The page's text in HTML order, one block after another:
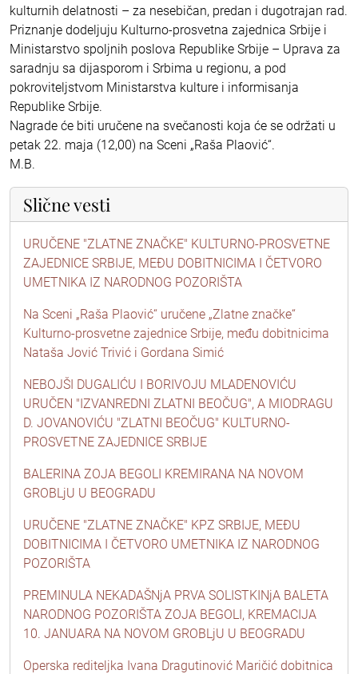
kulturnih delatnosti – za nesebičan, predan i dugotrajan rad.
Priznanje dodeljuju Kulturno-prosvetna zajednica Srbije i
Ministarstvo spoljnih poslova Republike Srbije – Uprava za
saradnju sa dijasporom i Srbima u regionu, a pod
pokroviteljstvom Ministarstva kulture i informisanja
Republike Srbije.
Nagrade će biti uručene na svečanosti koja će se održati u
petak 22. maja (12,00) na Sceni „Raša Plaović“.
M.B.
Slične vesti
URUČENE "ZLATNE ZNAČKE" KULTURNO-PROSVETNE
ZAJEDNICE SRBIJE, MEĐU DOBITNICIMA I ČETVORO
UMETNIKA IZ NARODNOG POZORIŠTA
Na Sceni „Raša Plaović“ uručene „Zlatne značke“
Kulturno-prosvetne zajednice Srbije, među dobitnicima
Nataša Jović Trivić i Gordana Simić
NEBOJŠI DUGALIĆU I BORIVOJU MLADENOVIĆU
URUČEN "IZVANREDNI ZLATNI BEOČUG", A MIODRAGU
D. JOVANOVIĆU "ZLATNI BEOČUG" KULTURNO-
PROSVETNE ZAJEDNICE SRBIJE
BALERINA ZOJA BEGOLI KREMIRANA NA NOVOM
GROBLjU U BEOGRADU
URUČENE "ZLATNE ZNAČKE" KPZ SRBIJE, MEĐU
DOBITNICIMA I ČETVORO UMETNIKA IZ NARODNOG
POZORIŠTA
PREMINULA NEKADAŠNjA PRVA SOLISTKINjA BALETA
NARODNOG POZORIŠTA ZOJA BEGOLI, KREMACIJA
10. JANUARA NA NOVOM GROBLjU U BEOGRADU
Operska rediteljka Ivana Dragutinović Maričić dobitnica